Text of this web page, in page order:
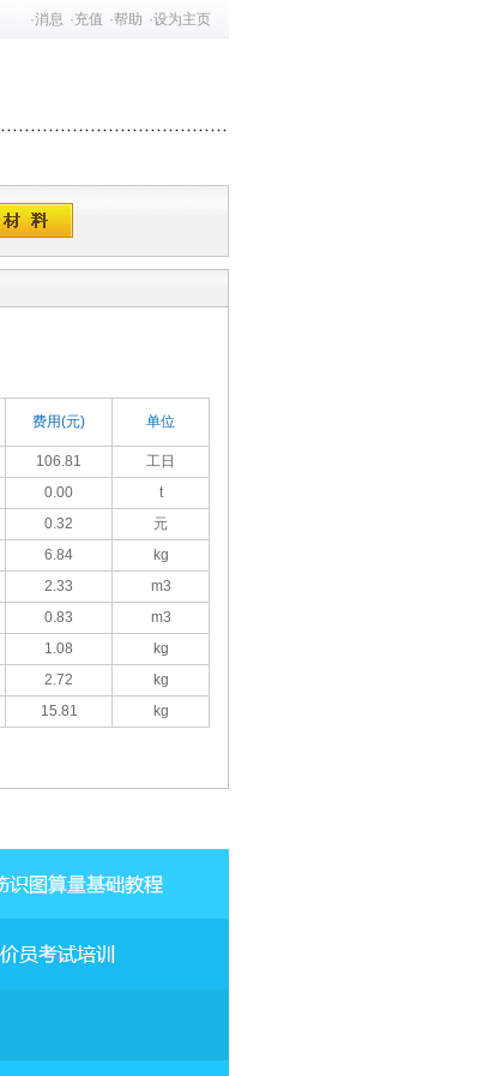
·消息 ·充值 ·帮助 ·设为主页
费用(元) 单位
106.81 工日
0.00
t
0.32
元
6.84
kg
2.33
m3
0.83
m3
1.08
kg
2.72
kg
15.81 kg